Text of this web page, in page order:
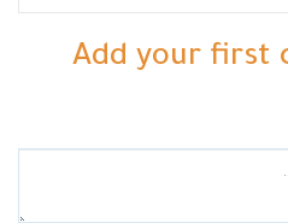
Add your first